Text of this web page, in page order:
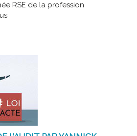
RSE de la profession